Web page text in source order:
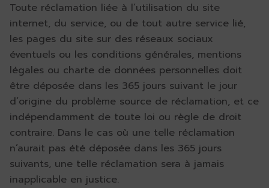
Toute réclamation liée à l’utilisation du site
internet, du service, ou de tout autre service lié,
les pages du site sur des réseaux sociaux
éventuels ou les conditions générales, mentions
légales ou charte de données personnelles doit
être déposée dans les 365 jours suivant le jour
d’origine du problème source de réclamation, et ce
indépendamment de toute loi ou règle de droit
contraire. Dans le cas où une telle réclamation
n’aurait pas été déposée dans les 365 jours
suivants, une telle réclamation sera à jamais
inapplicable en justice.